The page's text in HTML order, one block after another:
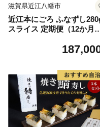
滋賀県近江八幡市
近江本にごろ ふなずし
スライス 定期便（12か月